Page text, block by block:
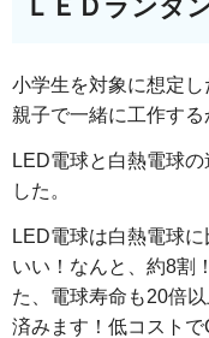
ＬＥＤランタ
小学生を対象に想定し
親子で一緒に工作する
LED電球と白熱電球
した。
LED電球は白熱電球
いい！なんと、約8割
た、電球寿命も20倍
済みます！低コスト